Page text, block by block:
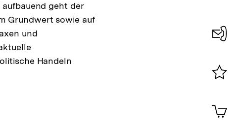
geht der
Grundwert sowie auf
und
Handeln